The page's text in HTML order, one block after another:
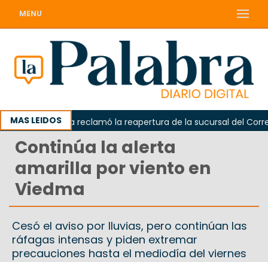
MENU
MAS LEIDOS
Odarda reclamó la reapertura de la sucursal del Correo
Continúa la alerta
amarilla por viento en
Viedma
Cesó el aviso por lluvias, pero continúan las
ráfagas intensas y piden extremar
precauciones hasta el mediodía del viernes